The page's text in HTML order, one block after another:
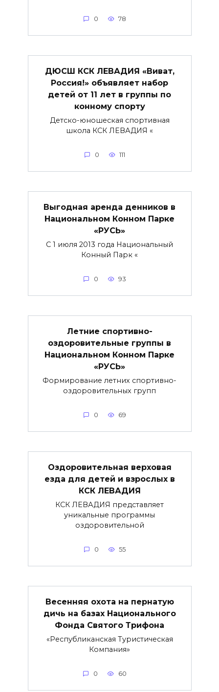
0 78
ДЮСШ КСК ЛЕВАДИЯ «Виват,
Россия!» объявляет набор
детей от 11 лет в группы по
конному спорту
Детско-юношеская спортивная
школа КСК ЛЕВАДИЯ «
0 111
Выгодная аренда денников в
Национальном Конном Парке
«РУСЬ»
С 1 июля 2013 года Национальный
Конный Парк «
0 93
Летние спортивно-
оздоровительные группы в
Национальном Конном Парке
«РУСЬ»
Формирование летних спортивно-
оздоровительных групп
0 69
Оздоровительная верховая
езда для детей и взрослых в
КСК ЛЕВАДИЯ
КСК ЛЕВАДИЯ представляет
уникальные программы
оздоровительной
0 55
Весенняя охота на пернатую
дичь на базах Национального
Фонда Святого Трифона
«Республиканская Туристическая
Компания»
0 60